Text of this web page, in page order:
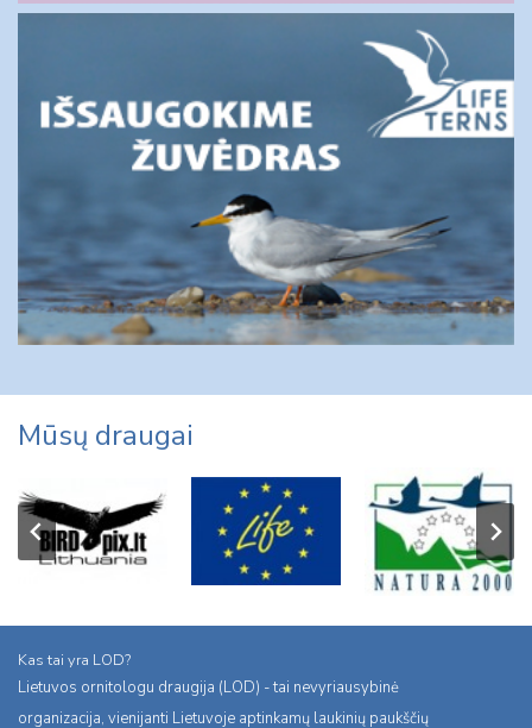
Mūsų draugai
Kas tai yra LOD?
Lietuvos ornitologu draugija (LOD) - tai nevyriausybinė
organizacija, vienijanti Lietuvoje aptinkamų laukinių paukščių